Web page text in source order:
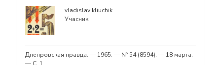
vladislav kliuchik
Учасник
Днепровская правда. — 1965. — № 54 (8594). — 18 марта.
— С. 1.